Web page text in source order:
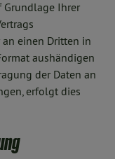
Grundlage Ihrer
einen Dritten in
aushändigen
der Daten an
erfolgt dies